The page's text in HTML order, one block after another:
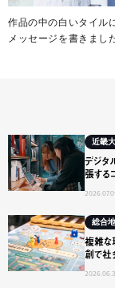
作品の中の白いタイル
メッセージを書きまし
近畿
デジタ
張する
2026.07.01
デジタルとリア
総合
複雑な
創で社
複雑な環境課題を